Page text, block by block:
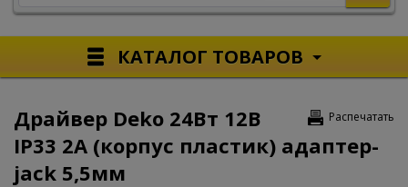
КАТАЛОГ ТОВАРОВ
Распечатать
Драйвер Deko 24Вт 12В
IP33 2А (корпус пластик) адаптер-
jack 5,5мм